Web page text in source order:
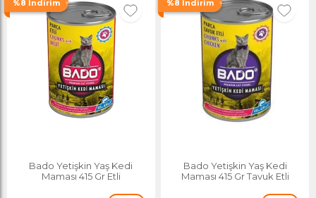
%8 İndirim
Bado Yetişkin Yaş Kedi
Maması 415 Gr Etli
%8 İndirim
Bado Yetişkin Yaş Kedi
Maması 415 Gr Tavuk Etli